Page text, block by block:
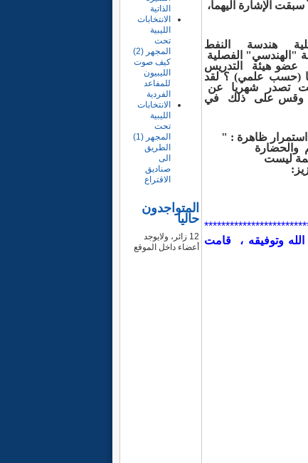
سبقت الإشارة اليهما،
هندسة
النفط
"الهندسي" الفصلية
عضوهيئة
التدريس
(حسب علمي)؟لقد
تصدر شهريا عن
وقس على ذلك في
ظاهرة : "
والحضارة
ليست
وتوفيقه ، قامت
الذاتية
الانتخابات
الليبية
تحت
المجهر (2)
كيف صوت
الليبيون
للمفاعد
الفردية
الانتخابات
الليبية
تحت
المجهر (1)
الطريق
الى
صناديق
الاقتراع
المتواجدون
حاليا
12 زائر، ولايوجد
أعضاء داخل الموقع